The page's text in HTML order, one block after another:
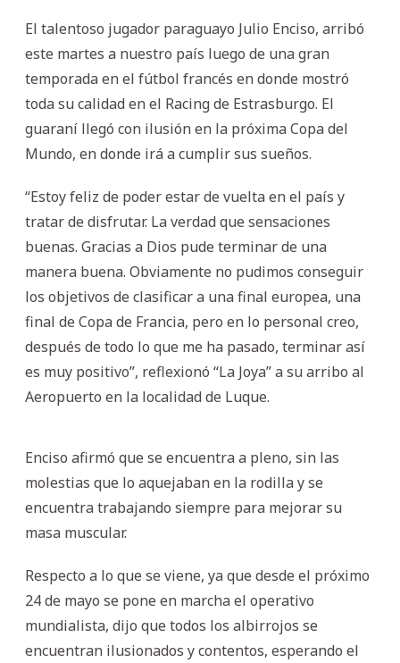
El talentoso jugador paraguayo Julio Enciso, arribó
este martes a nuestro país luego de una gran
temporada en el fútbol francés en donde mostró
toda su calidad en el Racing de Estrasburgo. El
guaraní llegó con ilusión en la próxima Copa del
Mundo, en donde irá a cumplir sus sueños.
“Estoy feliz de poder estar de vuelta en el país y
tratar de disfrutar. La verdad que sensaciones
buenas. Gracias a Dios pude terminar de una
manera buena. Obviamente no pudimos conseguir
los objetivos de clasificar a una final europea, una
final de Copa de Francia, pero en lo personal creo,
después de todo lo que me ha pasado, terminar así
es muy positivo”, reflexionó “La Joya” a su arribo al
Aeropuerto en la localidad de Luque.
Enciso afirmó que se encuentra a pleno, sin las
molestias que lo aquejaban en la rodilla y se
encuentra trabajando siempre para mejorar su
masa muscular.
Respecto a lo que se viene, ya que desde el próximo
24 de mayo se pone en marcha el operativo
mundialista, dijo que todos los albirrojos se
encuentran ilusionados y contentos, esperando el